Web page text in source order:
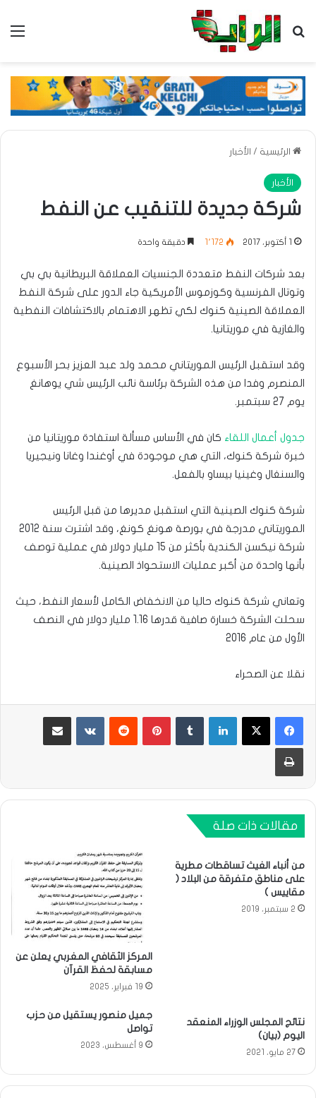
بحث عن
الرئيسية / الأخبار
الأخبار
شركة جديدة للتنقيب عن النفط
1 أكتوبر، 2017 1٬172 دقيقة واحدة
بعد شركات النفط متعددة الجنسيات العملاقة البريطانية بي بي
وتوتال الفرنسية وكوزموس الأمريكية جاء الدور على شركة النفط
العملاقة الصينية كنوك لكي تظهر الاهتمام بالاكتشافات النفطية
والغازية في موريتانيا.
وقد استقبل الرئيس الموريتاني محمد ولد عبد العزيز بحر الأسبوع
المنصرم وفدا من هذه الشركة برئاسة نائب الرئيس شي يوهانغ
يوم 27 سبتمبر.
جدول أعمال اللقاء كان في الأساس مسألة استفادة موريتانيا من
خبرة شركة كنوك، التي هي موجودة في أوغندا وغانا ونيجيريا
والسنغال وغينيا بيساو بالفعل.
شركة كنوك الصينية التي استقبل مديرها من قبل الرئيس
الموريتاني مدرجة في بورصة هونغ كونغ، وقد اشترت سنة 2012
شركة نيكسن الكندية بأكثر من 15 مليار دولار في عملية توصف
بأنها واحدة من أكبر عمليات الاستحواذ الصينية.
وتعاني شركة كنوك حاليا من الانخفاض الكامل لأسعار النفط، حيث
سحلت الشركة خسارة صافية قدرها 1.16 مليار دولار في النصف
الأول من عام 2016
نقلا عن الصحراء
لينكدإن بينتيريست مشاركة عبر البريد
طباعة
مقالات ذات صلة
من أنباء الغيث تساقطات مطرية
على مناطق متفرقة من البلاد (
مقاييس )
2 سبتمبر، 2019
المركز الثقافي المغربي يعلن عن
مسابقة لحفظ القرآن
19 فبراير، 2025
نتائج المجلس الوزراء المنعقد
اليوم (بيان)
27 مايو، 2021
جميل منصور يستقيل من حزب
تواصل
9 أغسطس، 2023